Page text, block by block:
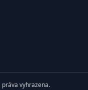
vyhrazena.